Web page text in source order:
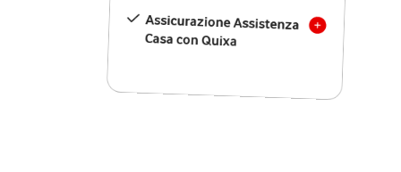
Assicurazione Assistenza
Casa con Quixa